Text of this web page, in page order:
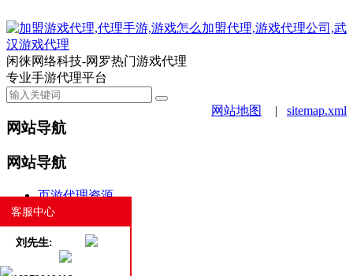
闲徕网络科技-网罗热门游戏代理
专业手游代理平台
网站地图 | sitemap.xml
网站导航
网站导航
页游代理资源
手游代理资源
合作案例
游戏动态
新闻资讯
客服中心
刘先生: